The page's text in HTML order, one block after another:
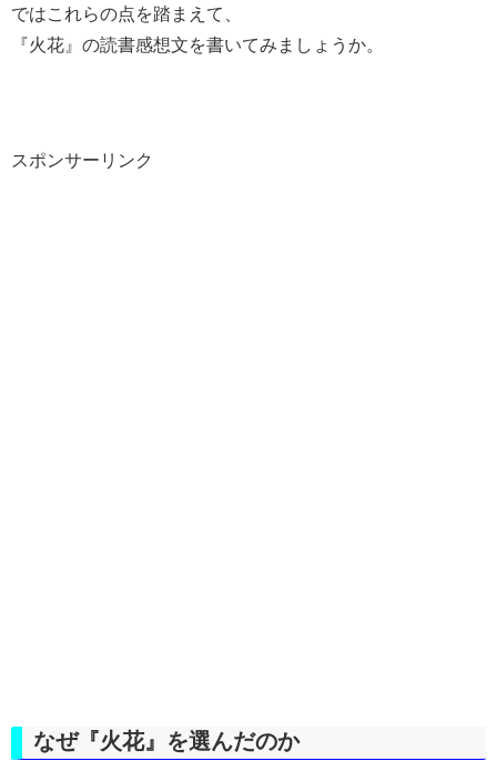
ではこれらの点を踏まえて、
『火花』の読書感想文を書いてみましょうか。
スポンサーリンク
なぜ『火花』を選んだのか